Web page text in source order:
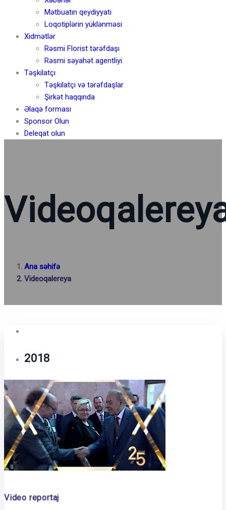
Mətbuatın qeydiyyatı
Loqotiplərin yüklənməsi
Xidmətlər
Rəsmi Florist tərəfdaşı
Rəsmi səyahət agentliyi
Təşkilatçı
Təşkilatçı və tərəfdaşlar
Şirkət haqqında
Əlaqə forması
Sponsor Olun
Deleqat olun
Ana səhifə
Videoqalereya
2018
Video reportaj